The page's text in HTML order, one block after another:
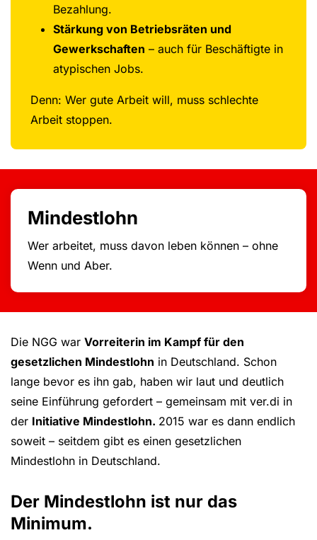
Bezahlung.
Stärkung von Betriebsräten und
Gewerkschaften – auch für Beschäftigte in
atypischen Jobs.
Denn: Wer gute Arbeit will, muss schlechte
Arbeit stoppen.
Mindestlohn
Wer arbeitet, muss davon leben können – ohne
Wenn und Aber.
Die NGG war Vorreiterin im Kampf für den
gesetzlichen Mindestlohn in Deutschland. Schon
lange bevor es ihn gab, haben wir laut und deutlich
seine Einführung gefordert – gemeinsam mit ver.di in
der Initiative Mindestlohn. 2015 war es dann endlich
soweit – seitdem gibt es einen gesetzlichen
Mindestlohn in Deutschland.
Der Mindestlohn ist nur das
Minimum.